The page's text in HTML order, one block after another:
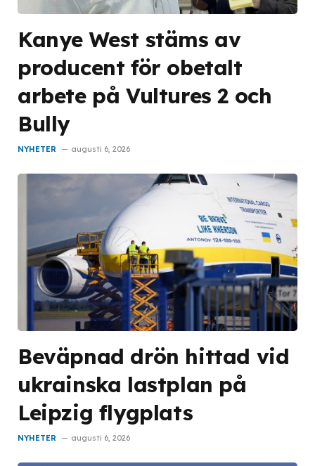
Kanye West stäms av
producent för obetalt
arbete på Vultures 2 och
Bully
NYHETER augusti 6, 2026
Beväpnad drön hittad vid
ukrainska lastplan på
Leipzig flygplats
NYHETER augusti 6, 2026